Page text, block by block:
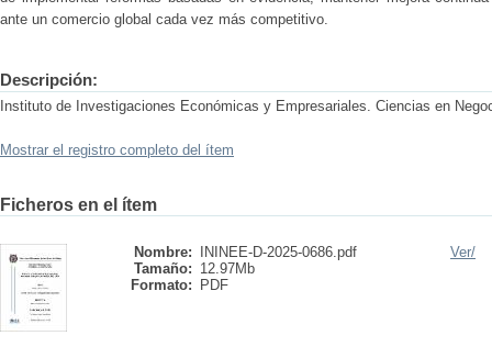
ante un comercio global cada vez más competitivo.
Descripción:
Instituto de Investigaciones Económicas y Empresariales. Ciencias en
Mostrar el registro completo del ítem
Ficheros en el ítem
Nombre:
ININEE-D-2025-0686.pdf
Tamaño: 12.97Mb
Formato:
PDF
Ver/